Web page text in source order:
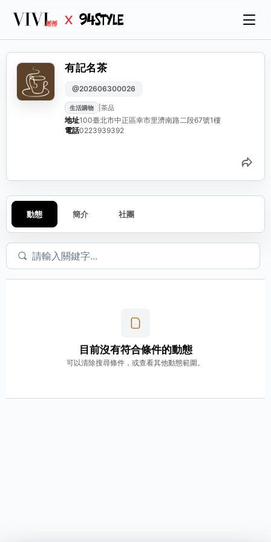
有記名茶
@202606300026
生活購物 茶品
地址100臺北市中正區幸市里濟南路二段67號1樓
電話0223939392
分
動態 簡介 社團
目前沒有符合條件的動態
可以清除搜尋條件，或查看其他動態範圍。